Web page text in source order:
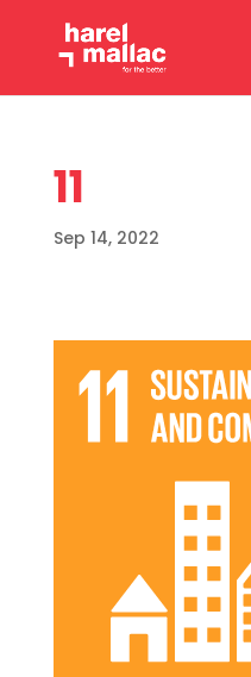
11
Sep 14, 2022